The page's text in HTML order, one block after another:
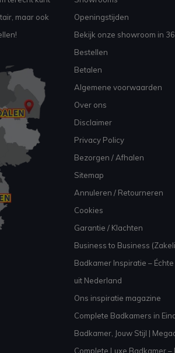
maar ook
Openingstijden
Bekijk onze showroom in
Bestellen
Betalen
Algemene voorwaarden
Over ons
Disclaimer
Privacy Policy
Bezorgen / Afhalen
Sitemap
Annuleren / Retourneren
Cookies
Garantie / Klachten
Business to Business
Badkamer Inspiratie –
uit Nederland
Ons inspiratie magazine
Complete Badkamers in
Badkamer, Jouw Stijl |
Complete Luxe Badkamer –